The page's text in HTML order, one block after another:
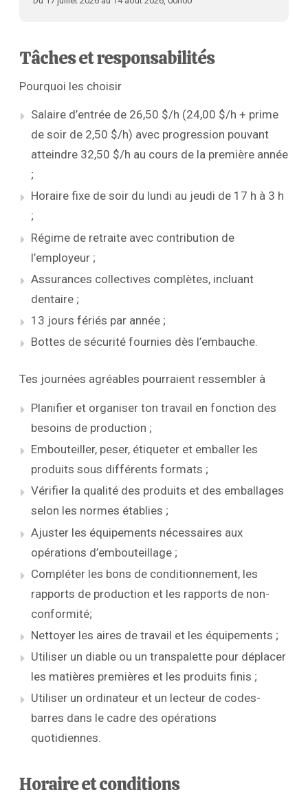
Tâches et responsabilités
Pourquoi les choisir
Salaire d’entrée de 26,50 $/h (24,00 $/h + prime
de soir de 2,50 $/h) avec progression pouvant
atteindre 32,50 $/h au cours de la première année
;
Horaire fixe de soir du lundi au jeudi de 17 h à 3 h
;
Régime de retraite avec contribution de
l’employeur ;
Assurances collectives complètes, incluant
dentaire ;
13 jours fériés par année ;
Bottes de sécurité fournies dès l’embauche.
Tes journées agréables pourraient ressembler à
Planifier et organiser ton travail en fonction des
besoins de production ;
Embouteiller, peser, étiqueter et emballer les
produits sous différents formats ;
Vérifier la qualité des produits et des emballages
selon les normes établies ;
Ajuster les équipements nécessaires aux
opérations d’embouteillage ;
Compléter les bons de conditionnement, les
rapports de production et les rapports de non-
conformité;
Nettoyer les aires de travail et les équipements ;
Utiliser un diable ou un transpalette pour déplacer
les matières premières et les produits finis ;
Utiliser un ordinateur et un lecteur de codes-
barres dans le cadre des opérations
quotidiennes.
Horaire et conditions